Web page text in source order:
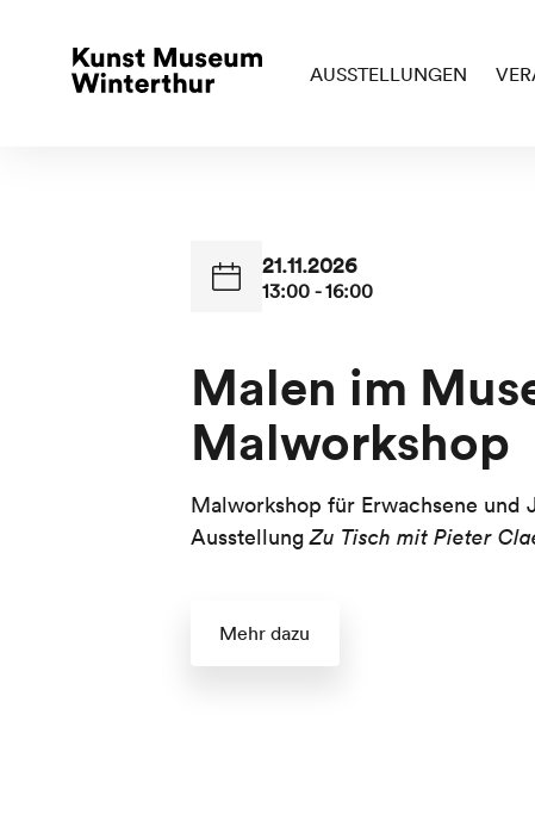
AUSSTELLUNGEN
21.11.2026
13:00 - 16:00
Malen im
Malworkshop
Malworkshop für Erwachsene und
AusstellungZu Tisch mit Pieter
Mehr dazu